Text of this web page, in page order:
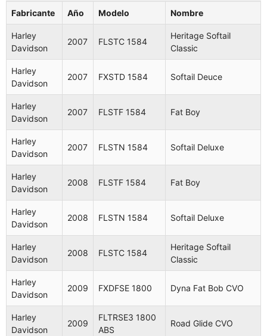
Aplicaciones (28 modelos
compatibles)
Fabricante Año Modelo Nombre
Harley
Davidson
2007
FLSTC
Heritage
Softail
Classic
Harley
Davidson
FXSTD
1584
Softail
Deuce
Harley
2007
Fabricante Año Modelo Nombre
Harley
Davidson
2007 FLSTC 1584
Heritage Softail
Classic
Harley
Davidson
2007 FXSTD 1584 Softail Deuce
Harley
Davidson
2007 FLSTF 1584 Fat Boy
Harley
Davidson
2007 FLSTN 1584 Softail Deluxe
Harley
Davidson
2008 FLSTF 1584 Fat Boy
Harley
Davidson
2008 FLSTN 1584 Softail Deluxe
Harley
Davidson
2008 FLSTC 1584
Heritage Softail
Classic
Harley
Davidson
2009 FXDFSE 1800 Dyna Fat Bob CVO
Harley
Davidson
2009
FLTRSE3 1800
ABS
Road Glide CVO